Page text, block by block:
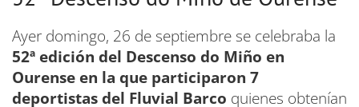
Ayer domingo, 26 de septiembre se celebraba la
52ª edición del Descenso do Miño en
Ourense en la que participaron 7
deportistas del Fluvial Barco quienes obtenían